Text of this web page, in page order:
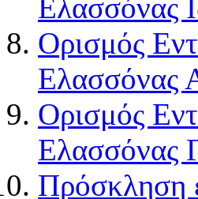
Ελασσόνας
Ορισμός
Ελασσόνας
Ορισμός
Ελασσόνας
Πρόσκληση